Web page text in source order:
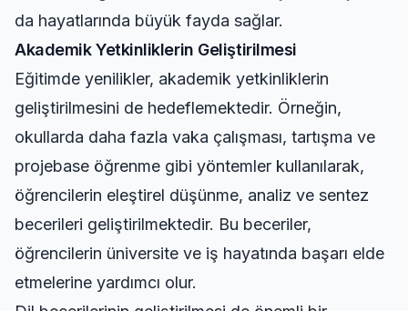
da hayatlarında büyük fayda sağlar.
Akademik Yetkinliklerin Geliştirilmesi
Eğitimde yenilikler, akademik yetkinliklerin
geliştirilmesini de hedeflemektedir. Örneğin,
okullarda daha fazla vaka çalışması, tartışma ve
projebase öğrenme gibi yöntemler kullanılarak,
öğrencilerin eleştirel düşünme, analiz ve sentez
becerileri geliştirilmektedir. Bu beceriler,
öğrencilerin üniversite ve iş hayatında başarı elde
etmelerine yardımcı olur.